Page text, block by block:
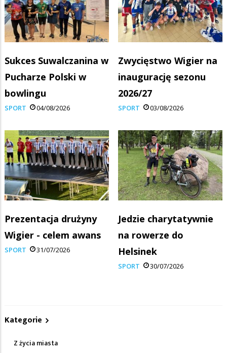
Sukces Suwalczanina w
Pucharze Polski w
bowlingu
SPORT 04/08/2026
Zwycięstwo Wigier na
inaugurację sezonu
2026/27
SPORT 03/08/2026
Prezentacja drużyny
Wigier - celem awans
SPORT 31/07/2026
Jedzie charytatywnie
na rowerze do
Helsinek
SPORT 30/07/2026
Kategorie
Z życia miasta